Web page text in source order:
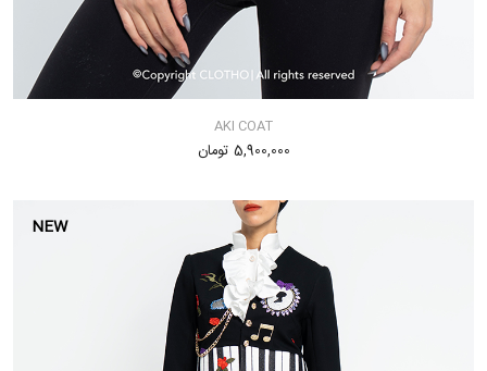
AKI COAT
5,900,000 تومان
NEW